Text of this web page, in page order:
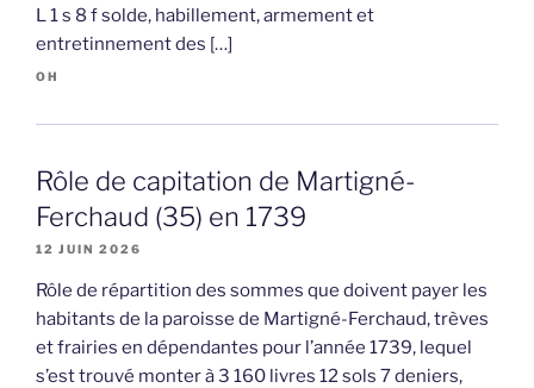
L 1 s 8 f solde, habillement, armement et
entretinnement des […]
OH
Rôle de capitation de Martigné-
Ferchaud (35) en 1739
12 JUIN 2026
Rôle de répartition des sommes que doivent payer les
habitants de la paroisse de Martigné-Ferchaud, trèves
et frairies en dépendantes pour l’année 1739, lequel
s’est trouvé monter à 3 160 livres 12 sols 7 deniers,